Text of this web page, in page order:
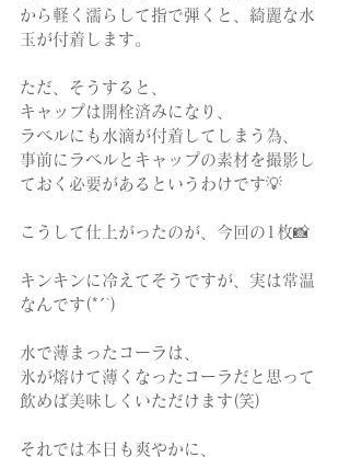
から軽く濡らして指で弾くと、綺麗な水
玉が付着します。
ただ、そうすると、
キャップは開栓済みになり、
ラベルにも水滴が付着してしまう為、
事前にラベルとキャップの素材を撮影し
ておく必要があるというわけです💡
こうして仕上がったのが、今回の1枚📸
キンキンに冷えてそうですが、実は常温
なんです(*´`)
水で薄まったコーラは、
氷が熔けて薄くなったコーラだと思って
飲めば美味しくいただけます(笑)
それでは本日も爽やかに、